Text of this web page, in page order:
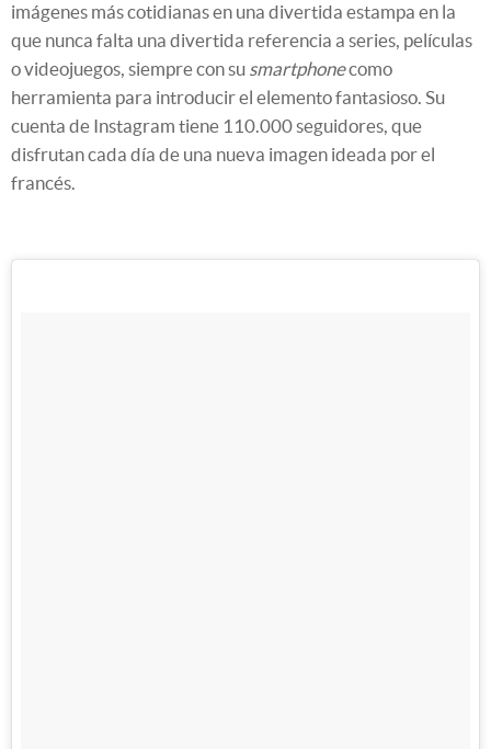
imágenes más cotidianas en una divertida estampa en la
que nunca falta una divertida referencia a series, películas
o videojuegos, siempre con su smartphonecomo
herramienta para introducir el elemento fantasioso. Su
cuenta de Instagram tiene 110.000 seguidores, que
disfrutan cada día de una nueva imagen ideada por el
francés.